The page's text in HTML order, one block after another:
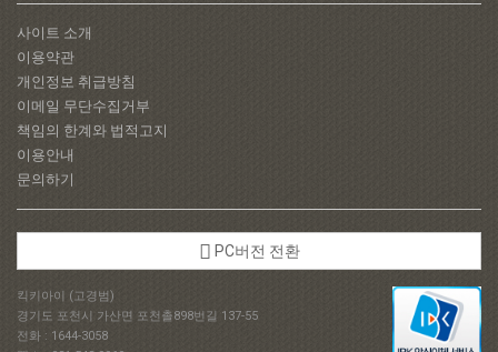
구​…
사이트 소개
이용약관
개인정보 취급방침
이메일 무단수집거부
책임의 한계와 법적고지
이용안내
문의하기
PC버전 전환
킥키아이 (고경범)
경기도 포천시 가산면 포천촐898번길 137-55
전화 : 1644-3058